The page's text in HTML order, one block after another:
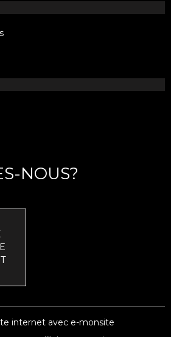
NOUS?
internet avec e-monsite